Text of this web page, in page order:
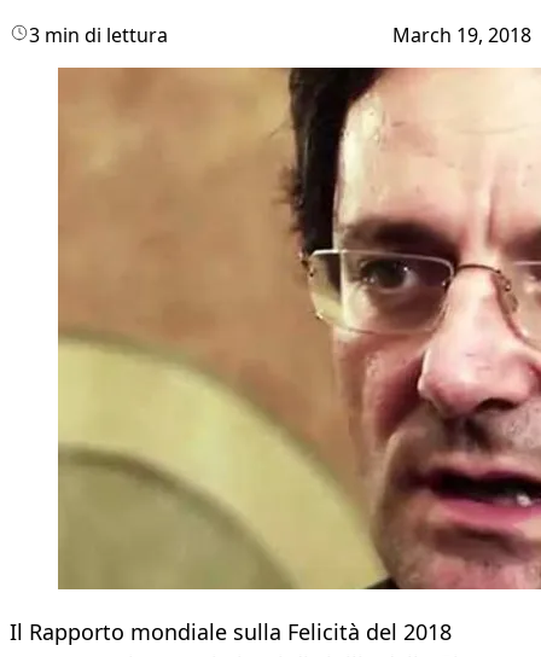
3 min di lettura March 19, 2018
Il Rapporto mondiale sulla Felicità del 2018